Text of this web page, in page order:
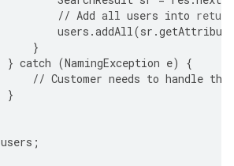
// Add all users into return
users .addAll(sr .
}
} catch (NamingException e)
{
// Customer needs to handle the
}
users ;